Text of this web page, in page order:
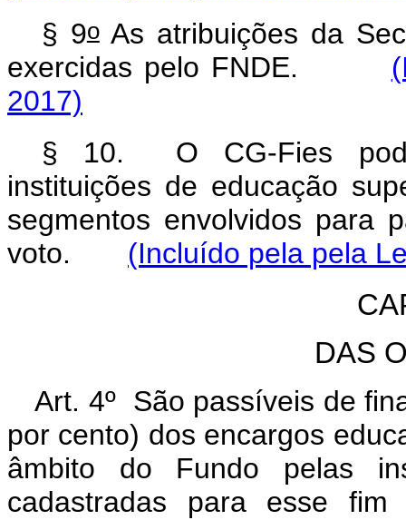
§ 9oAs atribuições da
exercidas pelo FNDE.
2017)
§ 10. O CG-Fies
instituições de educação
segmentos envolvidos para
voto. (Incluído pela pela
DAS
Art. 4º São passíveis de
por cento) dos encargos
âmbito do Fundo pelas
cadastradas para esse